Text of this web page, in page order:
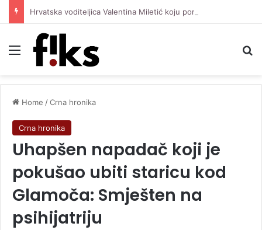
Menu
Home /Crna hronika
Crna hronika
Uhapšen napadač koji je
pokušao ubiti staricu kod
Glamoča: Smješten na
psihijatriju